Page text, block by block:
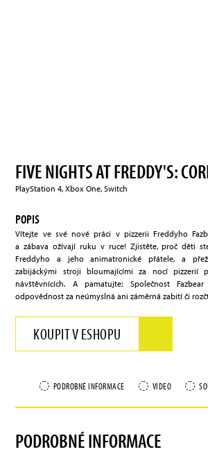
FIVE NIGHTS AT FREDDY'S:
PlayStation 4, Xbox One, Switch
POPIS
Vítejte ve své nové práci v pizzerii Freddyho
a zábava ožívají ruku v ruce! Zjistěte, proč děti
Freddyho a jeho animatronické přátele, a
zabijáckými stroji bloumajícími za nocí pizzerií
návštěvnících. A pamatujte: Společnost
odpovědnost za neúmyslná ani záměrná zabití či
KOUPIT V ESHOPU
PODROBNÉ INFORMACE VIDEO
PODROBNÉ INFORMACE